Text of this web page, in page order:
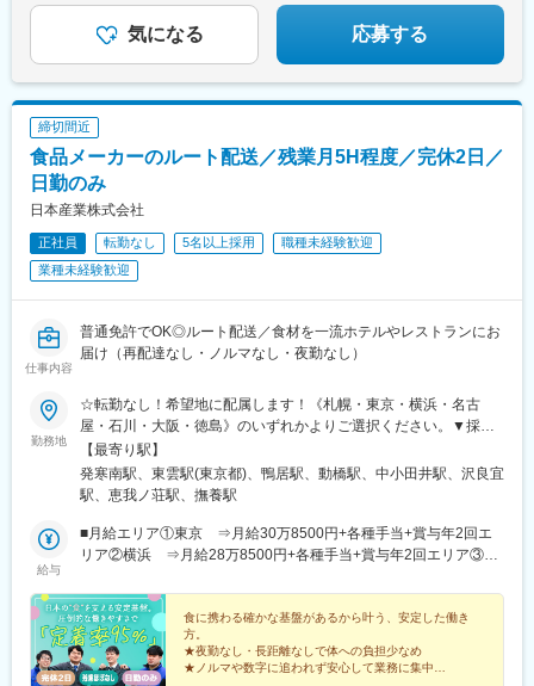
◎基本土日休み
◎有給取得率93.4％
◎独身寮・家族寮あり
気になる 応募する
締切間近
食品メーカーのルート配送／残業月5H程度／完休2日／
日勤のみ
日本産業株式会社
正社員 転勤なし 5名以上採用
職種未経験歓迎
業種未経験歓迎
仕事内容
普通免許でOK◎ルート配送／食材を一流ホテルやレストランにお
届け（再配達なし・ノルマなし・夜勤なし）
勤務地
☆転勤なし！希望地に配属します！《札幌・東京・横浜・名古
屋・石川・大阪・徳島》のいずれかよりご選択ください。▼採用
拠点▼札幌支店／北海道札幌市西区西町南11丁目2-24東京本店／
東京都江東区東雲2丁目6-10横浜支店／神奈川県横浜市都筑区池辺
町4452北陸支店／石川県加賀市伊切町乙45番1名古屋支店／愛知
丁目7-17大阪南支店／大阪府松原市大堀１丁目4-17四国支店／徳
島県鳴門市撫養町立岩字四枚107番地▼関東圏アクセス▼■東京本
支店／最寄り駅：鴨居駅 徒歩8分※横浜駅から電車で約18分★マ
イカー通勤可能拠点札幌、横浜、北陸、名古屋、大阪北、大阪
南、四国（※マイカー通勤の場合、当社規定により距離に応じて月
1万5000円まで支給）
【最寄り駅】
発寒南駅、東雲駅(東京都)、鴨居駅、動橋駅、中小田井駅、沢良宜
駅、恵我ノ荘駅、撫養駅
給与
■月給エリア①東京 ⇒月給30万8500円+各種手当+賞与年2回エ
リア②横浜 ⇒月給28万8500円+各種手当+賞与年2回エリア③札
+賞与年2回※賞与は2年目以降の支給となります。＊上記月給は固
定残業代を含む/10時間・18,100円～20,400円＊10時間を超える
時間外労働は追加支給＊地域手当：（30,000円・横浜支店）
（50,000円・東京本店）を含む■月収例月収31万円／25歳／入社1
食に携わる確かな基盤があるから叶う、安定した働き
方。
★夜勤なし・長距離なしで体への負担少なめ
★ノルマや数字に追われず安心して業務に集中